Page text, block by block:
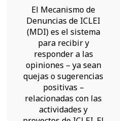
El Mecanismo de
Denuncias de ICLEI
(MDI) es el sistema
para recibir y
responder a las
opiniones – ya sean
quejas o sugerencias
positivas –
relacionadas con las
actividades y